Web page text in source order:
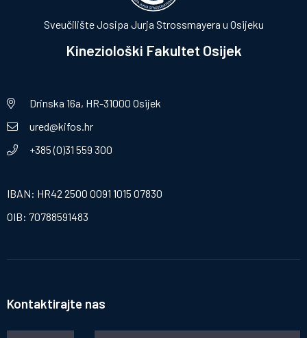
Sveučilište Josipa Jurja Strossmayera u Osijeku
Kineziološki Fakultet Osijek
Drinska 16a, HR-31000 Osijek
ured@kifos.hr
+385 (0)31 559 300
IBAN: HR42 2500 0091 1015 07830
OIB: 70788591483
Kontaktirajte nas